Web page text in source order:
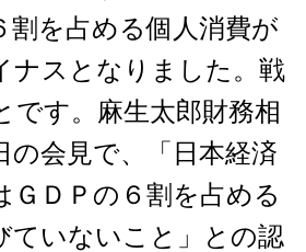
割を占める個人消費が
ナスとなりました。戦
です。麻生太郎財務相
の会見で、「日本経済
ＧＤＰの６割を占める
ていないこと」との認